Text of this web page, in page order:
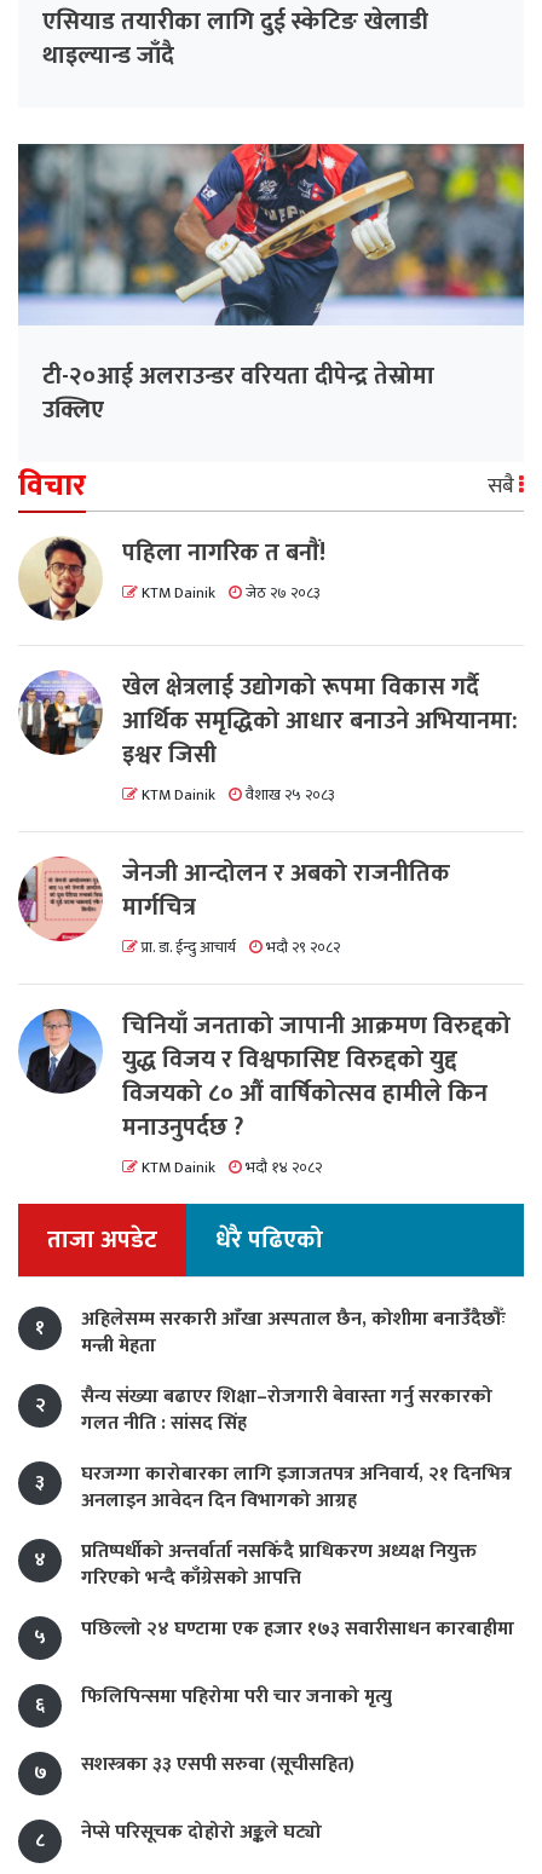
एसियाड तयारीका लागि दुई स्केटिङ खेलाडी
थाइल्यान्ड जाँदै
टी-२०आई अलराउन्डर वरियता दीपेन्द्र तेस्रोमा
उक्लिए
विचार सबै
पहिला नागरिक त बनाैं!
KTM Dainik जेठ २७ २०८३
खेल क्षेत्रलाई उद्योगको रूपमा विकास गर्दै
आर्थिक समृद्धिको आधार बनाउने अभियानमा:
इश्वर जिसी
KTM Dainik वैशाख २५ २०८३
जेनजी आन्दोलन र अबको राजनीतिक
मार्गचित्र
प्रा. डा. ईन्दु आचार्य भदौ २९ २०८२
चिनियाँ जनताको जापानी आक्रमण विरुद्दको
युद्ध विजय र विश्वफासिष्ट विरुद्दको युद्द
विजयको ८० औं वार्षिकोत्सव हामीले किन
मनाउनुपर्दछ ?
KTM Dainik भदौ १४ २०८२
ताजा अपडेट धेरै पढिएको
१
अहिलेसम्म सरकारी आँखा अस्पताल छैन, कोशीमा बनाउँदैछौँः
मन्त्री मेहता
२
सैन्य संख्या बढाएर शिक्षा–रोजगारी बेवास्ता गर्नु सरकारको
गलत नीति : सांसद सिंह
३
घरजग्गा कारोबारका लागि इजाजतपत्र अनिवार्य, २१ दिनभित्र
अनलाइन आवेदन दिन विभागको आग्रह
४
प्रतिष्पर्धीको अन्तर्वार्ता नसकिँदै प्राधिकरण अध्यक्ष नियुक्त
गरिएको भन्दै काँग्रेसको आपत्ति
५
पछिल्लो २४ घण्टामा एक हजार १७३ सवारीसाधन कारबाहीमा
६ फिलिपिन्समा पहिरोमा परी चार जनाको मृत्यु
७ सशस्त्रका ३३ एसपी सरुवा (सूचीसहित)
८ नेप्से परिसूचक दोहोरो अङ्कले घट्यो